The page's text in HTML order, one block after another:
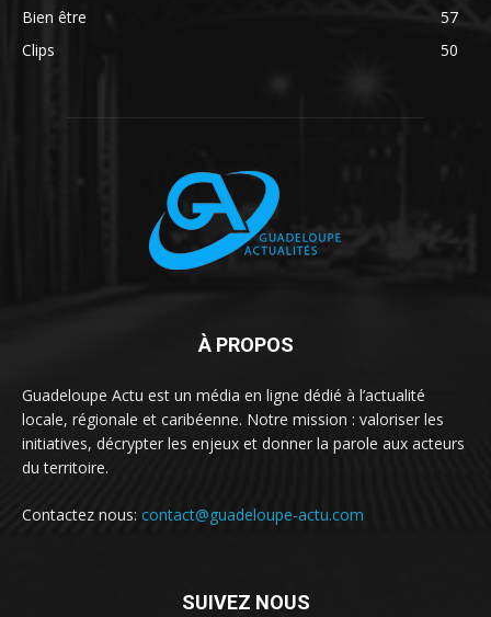
Bien être
57
Clips
50
À PROPOS
Guadeloupe Actu est un média en ligne dédié à l’actualité
locale, régionale et caribéenne. Notre mission : valoriser les
initiatives, décrypter les enjeux et donner la parole aux acteurs
du territoire.
Contactez nous: contact@guadeloupe-actu.com
SUIVEZ NOUS